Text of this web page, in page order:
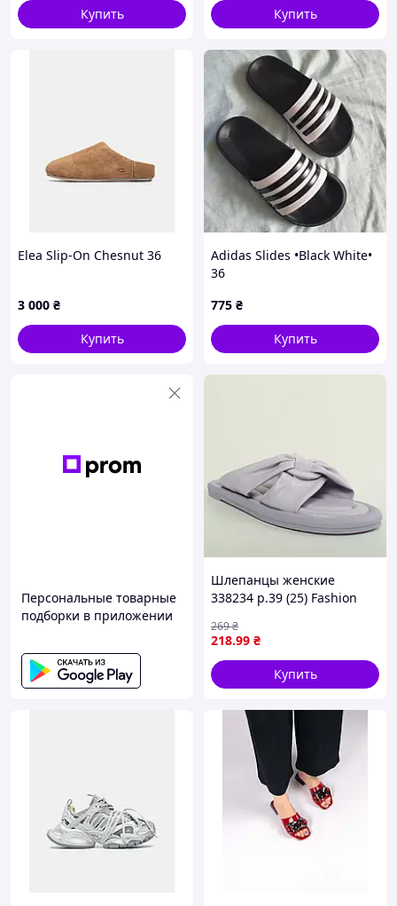
Купить Купить
Elea Slip-On Chesnut 36
3 000 ₴
Купить
Adidas Slides •Black White•
36
775 ₴
Купить
Персональные товарные
подборки в приложении
Шлепанцы женские
338234 р.39 (25) Fashion
218.99 ₴
269₴
Купить